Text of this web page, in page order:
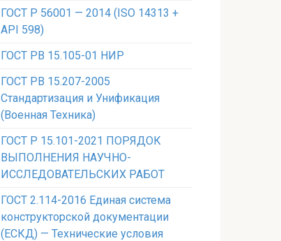
ГОСТ Р 56001 — 2014 (ISO 14313 +
API 598)
ГОСТ РВ 15.105-01 НИР
ГОСТ РВ 15.207-2005
Стандартизация и Унификация
(Военная Техника)
ГОСТ Р 15.101-2021 ПОРЯДОК
ВЫПОЛНЕНИЯ НАУЧНО-
ИССЛЕДОВАТЕЛЬСКИХ РАБОТ
ГОСТ 2.114-2016 Единая система
конструкторской документации
(ЕСКД) — Технические условия